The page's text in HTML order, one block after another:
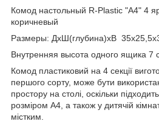
Комод настольный R-Plastic "А4" 4
коричневый
Размеры: ДхШ(глубина)хВ
Внутренняя высота одного ящика 7
Комод пластиковий на 4 секції
першого сорту, може бути
простору на столі, оскільки
розміром А4, а також у дитячій
містким.